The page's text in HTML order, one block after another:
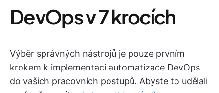
DevOps v 7 krocích
Výběr správných nástrojů je pouze prvním
krokem k implementaci automatizace DevOps
do vašich pracovních postupů. Abyste to udělali